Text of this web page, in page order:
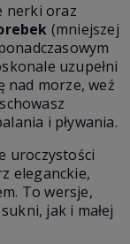
nerki oraz
(mniejszej
uzupełni
nad morze, weź
i pływania.
uroczystości
eleganckie,
To wersje,
jak i małej